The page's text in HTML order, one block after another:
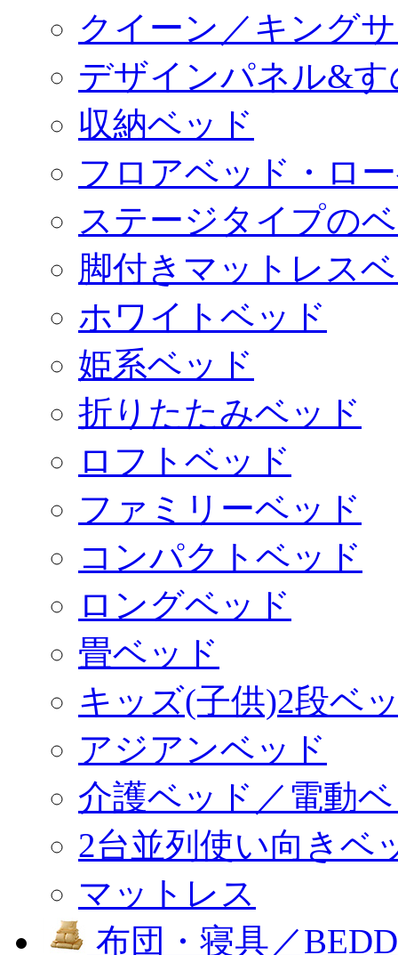
クイーン／キング
デザインパネル&
収納ベッド
フロアベッド・ロ
ステージタイプの
脚付きマットレス
ホワイトベッド
姫系ベッド
折りたたみベッド
ロフトベッド
ファミリーベッド
コンパクトベッド
ロングベッド
畳ベッド
キッズ(子供)2段ベ
アジアンベッド
介護ベッド／電動
2台並列使い向きベ
マットレス
布団・寝具／